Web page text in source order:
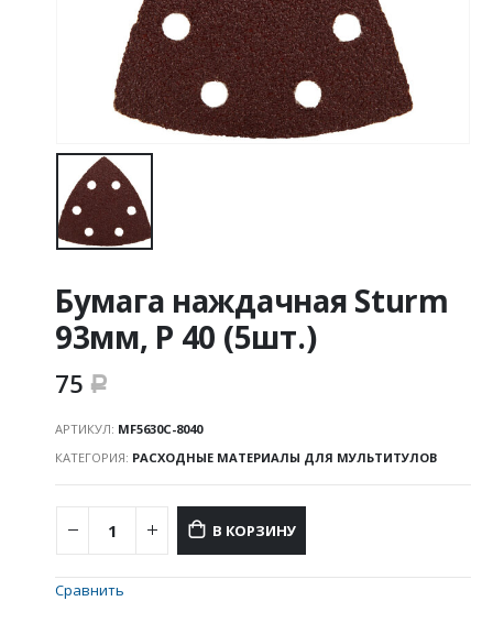
Бумага наждачная Sturm
93мм, Р 40 (5шт.)
75 Р
АРТИКУЛ: MF5630C-8040
КАТЕГОРИЯ: РАСХОДНЫЕ МАТЕРИАЛЫ ДЛЯ МУЛЬТИТУЛОВ
В КОРЗИНУ
Сравнить